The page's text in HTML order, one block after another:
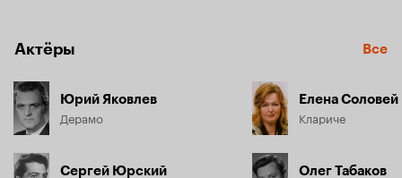
Актёры Все
Юрий Яковлев
Дерамо
Сергей Юрский
Елена Соловей
Клариче
Олег Табаков